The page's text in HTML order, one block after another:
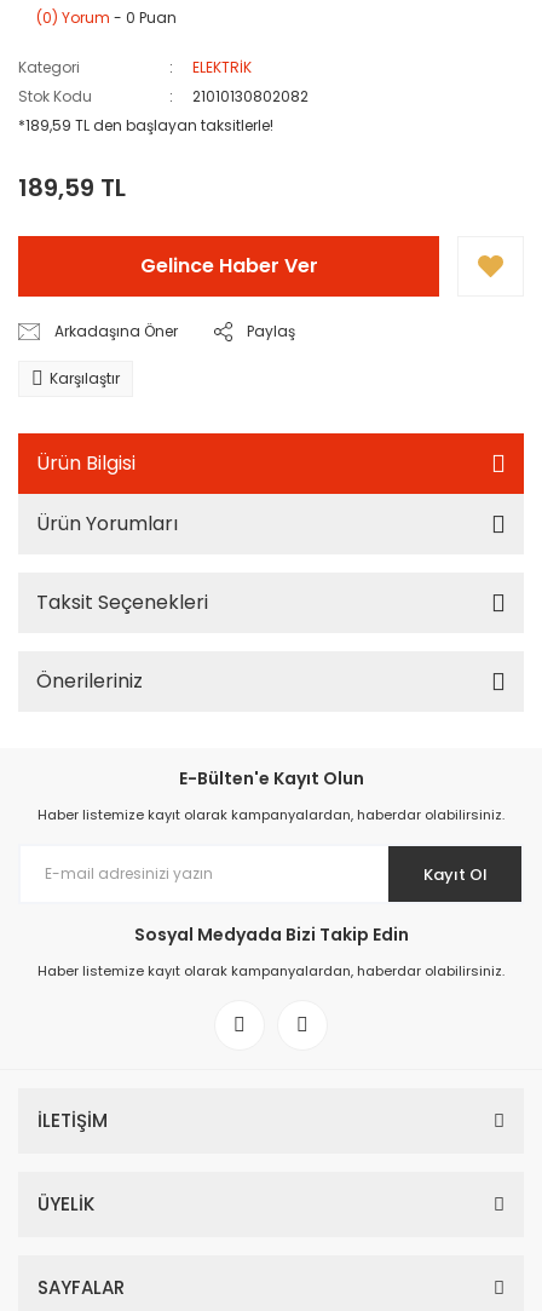
(0) Yorum - 0 Puan
Kategori
ELEKTRİK
Stok Kodu
21010130802082
*189,59 TL den başlayan taksitlerle!
189,59 TL
Gelince Haber Ver
Arkadaşına Öner Paylaş
Karşılaştır
Ürün Bilgisi
Ürün Yorumları
Taksit Seçenekleri
Önerileriniz
E-Bülten'e Kayıt Olun
Haber listemize kayıt olarak kampanyalardan, haberdar olabilirsiniz.
Kayıt Ol
Sosyal Medyada Bizi Takip Edin
Haber listemize kayıt olarak kampanyalardan, haberdar olabilirsiniz.
İLETİŞİM
ÜYELİK
SAYFALAR